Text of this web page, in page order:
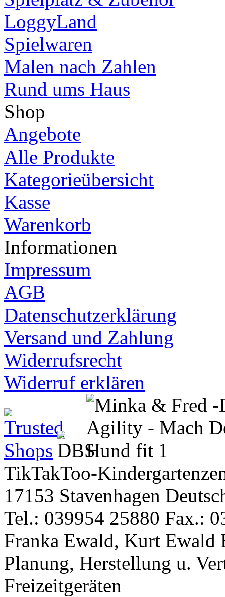
LoggyLand
Spielwaren
Malen nach Zahlen
Rund ums Haus
Shop
Angebote
Alle Produkte
Kategorieübersicht
Kasse
Warenkorb
Informationen
Impressum
AGB
Datenschutzerklärung
Versand und Zahlung
Widerrufsrecht
Widerruf erklären
TikTakToo-
17153 Stavenhagen
Tel.: 039954 25880 Fax.:
Franka Ewald, Kurt Ewald
Planung, Herstellung u.
Freizeitgeräten